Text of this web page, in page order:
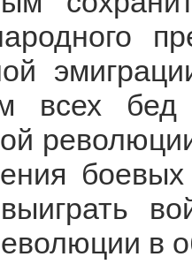
всех
в